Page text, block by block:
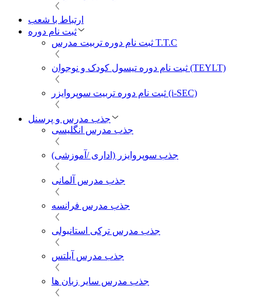
ارتباط با شعب
ثبت نام دوره
ثبت نام دوره تربیت مدرس T.T.C
ثبت نام دوره تیسول کودک و نوجوان (TEYLT)
ثبت نام دوره تربیت سوپروایزر (i-SEC)
جذب مدرس و پرسنل
جذب مدرس انگلیسی
جذب سوپروایزر (اداری /آموزشی)
جذب مدرس آلمانی
جذب مدرس فرانسه
جذب مدرس ترکی استانبولی
جذب مدرس آیلتس
جذب مدرس سایر زبان ها